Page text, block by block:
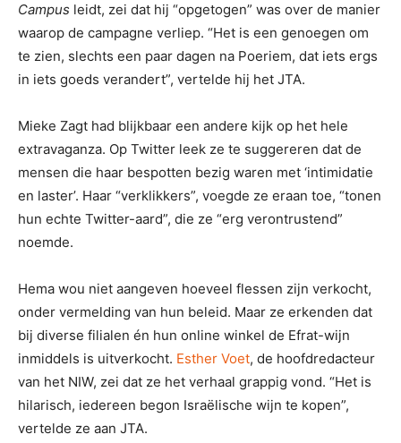
Campus leidt, zei dat hij “opgetogen” was over de manier
waarop de campagne verliep. “Het is een genoegen om
te zien, slechts een paar dagen na Poeriem, dat iets ergs
in iets goeds verandert”, vertelde hij het JTA.
Mieke Zagt had blijkbaar een andere kijk op het hele
extravaganza. Op Twitter leek ze te suggereren dat de
mensen die haar bespotten bezig waren met ‘intimidatie
en laster’. Haar “verklikkers”, voegde ze eraan toe, “tonen
hun echte Twitter-aard”, die ze “erg verontrustend”
noemde.
Hema wou niet aangeven hoeveel flessen zijn verkocht,
onder vermelding van hun beleid. Maar ze erkenden dat
bij diverse filialen én hun online winkel de Efrat-wijn
inmiddels is uitverkocht. Esther Voet, de hoofdredacteur
van het NIW, zei dat ze het verhaal grappig vond. “Het is
hilarisch, iedereen begon Israëlische wijn te kopen”,
vertelde ze aan JTA.